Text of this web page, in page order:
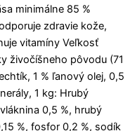
minimálne 85 %
zdravie kože,
vitamíny Veľkosť
živočíšneho pôvodu (71
1 % ľanový olej, 0,5
1 kg: Hrubý
0,5 %, hrubý
%, fosfor 0,2 %, sodík